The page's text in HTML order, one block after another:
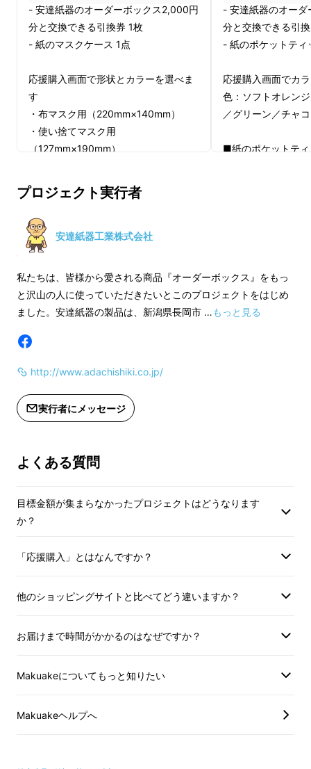
ド』は阪神・淡路大震災をきっかけに開発した
紙製の担架です。ニュース映像で
畳が担架とし
て使われているのを見て、私たちも何か役に立
で強度があり、普段は畳んでしまえることが評
価され、新潟県警の警察車両の搭載品にも採用
されました。1999年に
を受賞し、発売以来20年のロングセラーで
こちらは当社を代表する商品
ス』です。レスキューボードと同じ素材で作ら
れる箱や引き出しで、やはりとても軽く耐久性
大きさのものがあります。 この商品、実はお客
ダーできるのです。本体の色は全19色から選
- 安達紙器のオーダーボックス2,000円
分と交換できる引換券 1枚
- 紙のマスクケース 1点
応援購入画面で形状とカラーを選べま
す
・布マスク用（220mm×140mm）
・使い捨てマスク用
（127mm×190mm）
色：ソフトオレンジ／ソフトイエロー
／グリーン／チャコールグレー
■紙のマスクケースは2021年3月末ま
でに発送する予定です。
■引換券（引換番号）は2021年3月30
日までにEメールでお送りする予定で
2021年4月30日までにご案内のお手紙
■安達紙器WEBサイトでの『オーダー
ボックス』ご注文にご使用いただけま
す（他の商品のご注文にはご使用いた
スと交換できるかは、本文の「オー
さい。
券の表示金額分が割引になります。ご
し、現金への引き換えはできません。
日〜2021年9月30日になります。
- 安達紙器のオー
分と交換できる引
- 紙のポケットティ
応援購入画面でカ
色：ソフトオレン
／グリーン／チャ
■紙のポケットテ
使用は1回に限り
プロジェクト実行者
安達紙器工業株式会社
私たちは、皆様から愛される商品『オーダーボックス』をもっ
と沢山の人に使っていただきたいとこのプロジェクトをはじめ
ました。安達紙器の製品は、新潟県長岡市 …もっと見る
http://www.adachishiki.co.jp/
実行者にメッセージ
よくある質問
目標金額が集まらなかったプロジェクトはどうなります
か？
「応援購入」とはなんですか？
他のショッピングサイトと比べてどう違いますか？
お届けまで時間がかかるのはなぜですか？
Makuakeについてもっと知りたい
Makuakeヘルプへ